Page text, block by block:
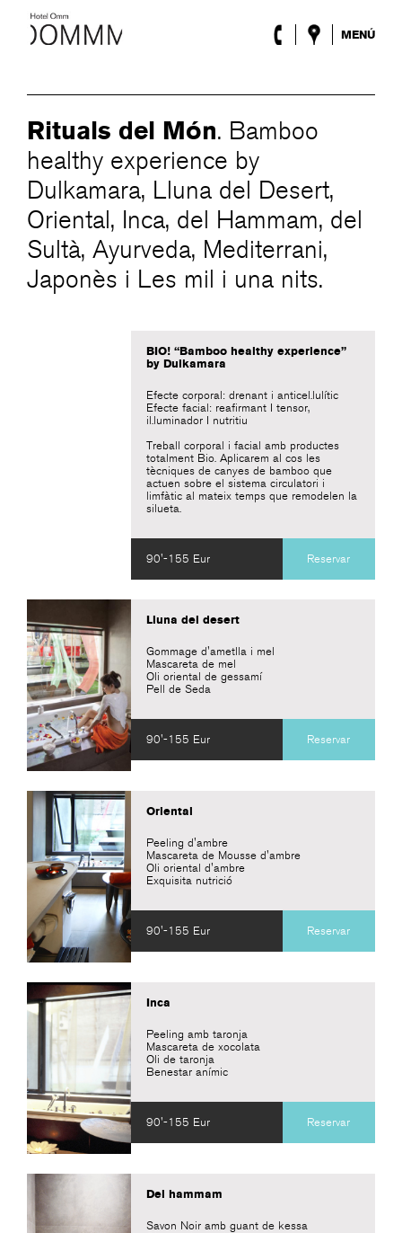
MENÚ
Spa
Terrassa
Lobby & Club
Esdeveniments
Promocions
ENG / ESP / FRA / CAT
Rituals del Món. Bamboo
healthy experience by
Dulkamara, Lluna del Desert,
Oriental, Inca, del Hammam, del
Sultà, Ayurveda, Mediterrani,
Japonès i Les mil i una nits.
BIO! “Bamboo healthy experience”
by Dulkamara
Efecte corporal: drenant i anticel.lulític
Efecte facial: reafirmant I tensor,
il.luminador I nutritiu
Treball corporal i facial amb productes
totalment Bio. Aplicarem al cos les
tècniques de canyes de bamboo que
actuen sobre el sistema circulatori i
limfàtic al mateix temps que remodelen la
silueta.
90'-155 Eur Reservar
Lluna del desert
Gommage d'ametlla i mel
Mascareta de mel
Oli oriental de gessamí
Pell de Seda
90'-155 Eur Reservar
Oriental
Peeling d'ambre
Mascareta de Mousse d'ambre
Oli oriental d'ambre
Exquisita nutrició
90'-155 Eur Reservar
Inca
Peeling amb taronja
Mascareta de xocolata
Oli de taronja
Benestar anímic
90'-155 Eur Reservar
Del hammam
Savon Noir amb guant de kessa